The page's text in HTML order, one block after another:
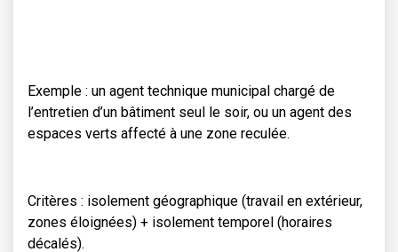
Exemple : un agent technique municipal chargé de
l’entretien d’un bâtiment seul le soir, ou un agent des
espaces verts affecté à une zone reculée.
Critères : isolement géographique (travail en extérieur,
zones éloignées) + isolement temporel (horaires
décalés).